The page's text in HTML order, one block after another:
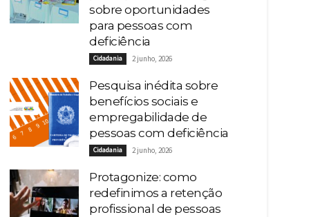
sobre oportunidades
para pessoas com
deficiência
Cidadania 2 junho, 2026
Pesquisa inédita sobre
benefícios sociais e
empregabilidade de
pessoas com deficiência
Cidadania 2 junho, 2026
Protagonize: como
redefinimos a retenção
profissional de pessoas